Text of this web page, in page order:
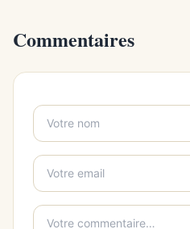
Commentaires